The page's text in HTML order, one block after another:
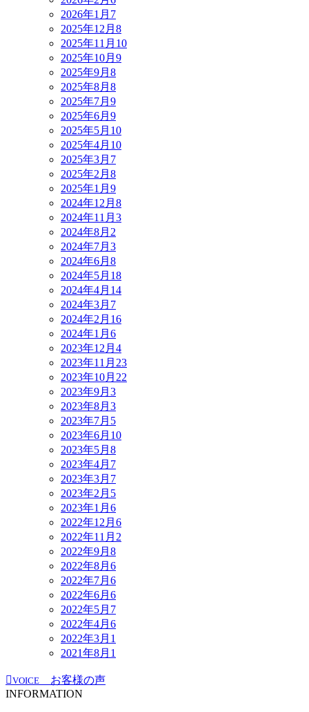
2026年1月 7
2025年12月 8
2025年11月 10
2025年10月 9
2025年9月 8
2025年8月 8
2025年7月 9
2025年6月 9
2025年5月 10
2025年4月 10
2025年3月 7
2025年2月 8
2025年1月 9
2024年12月 8
2024年11月 3
2024年8月 2
2024年7月 3
2024年6月 8
2024年5月 18
2024年4月 14
2024年3月 7
2024年2月 16
2024年1月 6
2023年12月 4
2023年11月 23
2023年10月 22
2023年9月 3
2023年8月 3
2023年7月 5
2023年6月 10
2023年5月 8
2023年4月 7
2023年3月 7
2023年2月 5
2023年1月 6
2022年12月 6
2022年11月 2
2022年9月 8
2022年8月 6
2022年7月 6
2022年6月 6
2022年5月 7
2022年4月 6
2022年3月 1
2021年8月 1
VOICE
お客様の声
INFORMATION